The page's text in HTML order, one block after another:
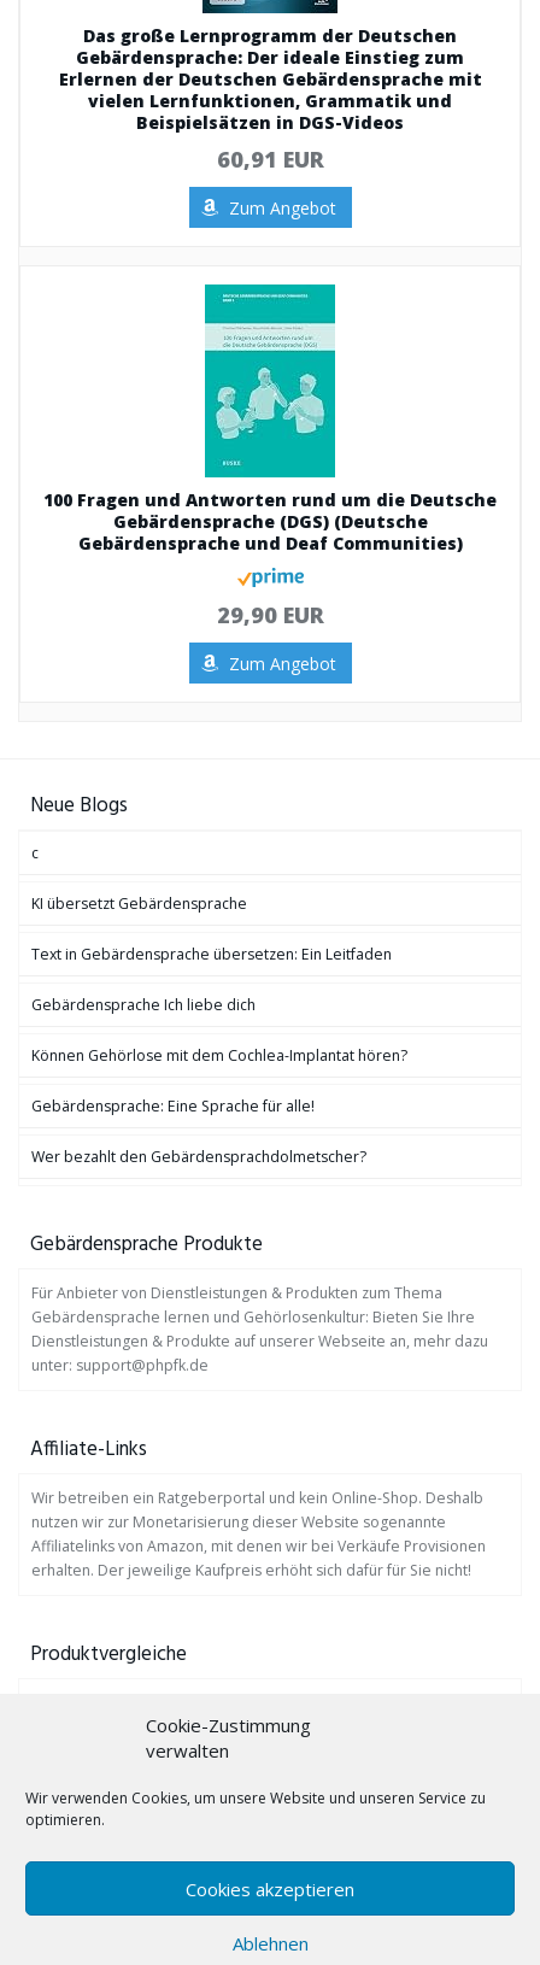
Cookie-Zustimmung
verwalten
Wir verwenden Cookies, um unsere Website und unseren Service zu
optimieren.
Cookies akzeptieren
Ablehnen
Das große Lernprogramm der Deutschen
Gebärdensprache: Der ideale Einstieg zum
Erlernen der Deutschen Gebärdensprache mit
vielen Lernfunktionen, Grammatik und
Beispielsätzen in DGS-Videos
60,91 EUR
Zum Angebot
100 Fragen und Antworten rund um die Deutsche
Gebärdensprache (DGS) (Deutsche
Gebärdensprache und Deaf Communities)
29,90 EUR
Zum Angebot
Neue Blogs
c
KI übersetzt Gebärdensprache
Text in Gebärdensprache übersetzen: Ein Leitfaden
Gebärdensprache Ich liebe dich
Können Gehörlose mit dem Cochlea-Implantat hören?
Gebärdensprache: Eine Sprache für alle!
Wer bezahlt den Gebärdensprachdolmetscher?
Gebärdensprache Produkte
Für Anbieter von Dienstleistungen & Produkten zum Thema
Gebärdensprache lernen und Gehörlosenkultur: Bieten Sie Ihre
Dienstleistungen & Produkte auf unserer Webseite an, mehr dazu
unter: support@phpfk.de
Affiliate-Links
Wir betreiben ein Ratgeberportal und kein Online-Shop. Deshalb
nutzen wir zur Monetarisierung dieser Website sogenannte
Affiliatelinks von Amazon, mit denen wir bei Verkäufe Provisionen
erhalten. Der jeweilige Kaufpreis erhöht sich dafür für Sie nicht!
Produktvergleiche
Gebärdensprache lernen mit Bücher!
Hörgeräte-Trockenbox